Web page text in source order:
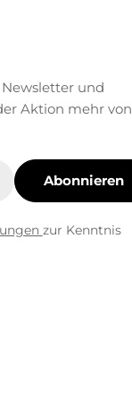
und
Aktion mehr von
Abonnieren
zur Kenntnis